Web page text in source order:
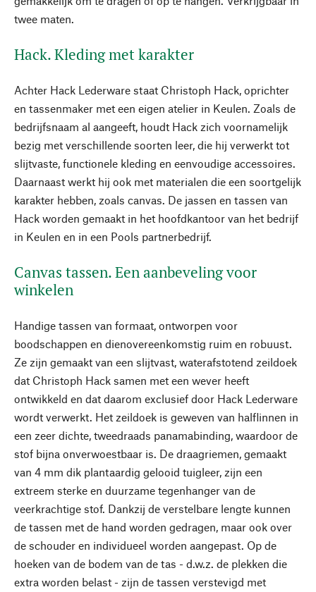
twee maten.
Hack. Kleding met karakter
Achter Hack Lederware staat Christoph Hack, oprichter
en tassenmaker met een eigen atelier in Keulen. Zoals de
bedrijfsnaam al aangeeft, houdt Hack zich voornamelijk
bezig met verschillende soorten leer, die hij verwerkt tot
slijtvaste, functionele kleding en eenvoudige accessoires.
Daarnaast werkt hij ook met materialen die een soortgelijk
karakter hebben, zoals canvas. De jassen en tassen van
Hack worden gemaakt in het hoofdkantoor van het bedrijf
in Keulen en in een Pools partnerbedrijf.
Canvas tassen. Een aanbeveling voor
winkelen
Handige tassen van formaat, ontworpen voor
boodschappen en dienovereenkomstig ruim en robuust.
Ze zijn gemaakt van een slijtvast, waterafstotend zeildoek
dat Christoph Hack samen met een wever heeft
ontwikkeld en dat daarom exclusief door Hack Lederware
wordt verwerkt. Het zeildoek is geweven van halflinnen in
een zeer dichte, tweedraads panamabinding, waardoor de
stof bijna onverwoestbaar is. De draagriemen, gemaakt
van 4 mm dik plantaardig gelooid tuigleer, zijn een
extreem sterke en duurzame tegenhanger van de
veerkrachtige stof. Dankzij de verstelbare lengte kunnen
de tassen met de hand worden gedragen, maar ook over
de schouder en individueel worden aangepast. Op de
hoeken van de bodem van de tas - d.w.z. de plekken die
extra worden belast - zijn de tassen verstevigd met